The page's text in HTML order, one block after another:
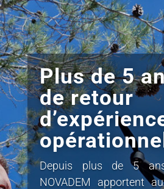
Plus de 5
de retour
opérationnel
Depuis plus de 5
NOVADEM apportent